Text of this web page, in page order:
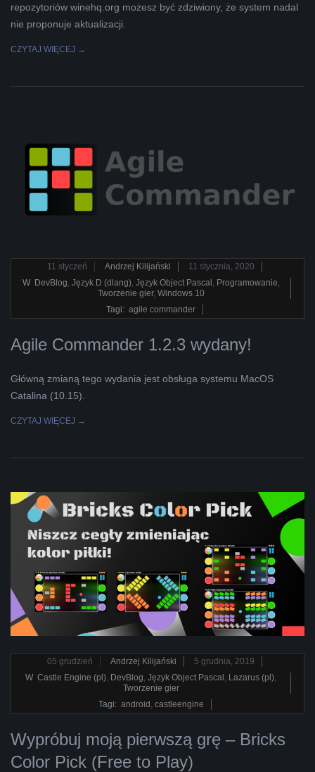
repozytoriów winehq.org możesz być zdziwiony, że system nadal
nie proponuje aktualizacji.
CZYTAJ WIĘCEJ →
01-
11 styczeń Andrzej Kilijański
11 stycznia, 2020
W
DevBlog, Język D (dlang), Język Object Pascal , Programowanie,
Tworzenie gier, Windows 10
Tagi: agile commander
Agile Commander 1.2.3 wydany!
Główną zmianą tego wydania jest obsługa systemu MacOS
Catalina (10.15).
CZYTAJ WIĘCEJ →
05 grudzień Andrzej Kilijański
5 grudnia, 2019
W Castle Engine (pl), DevBlog, Język Object Pascal , Lazarus (pl),
Tworzenie gier
Tagi: android , castleengine
Wypróbuj moją pierwszą grę – Bricks
Color Pick (Free to Play)